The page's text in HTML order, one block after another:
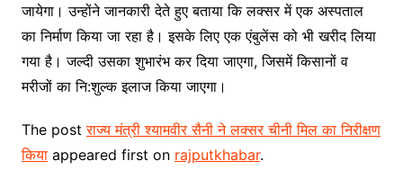
जायेगा। उन्होंने जानकारी देते हुए बताया कि लक्सर में एक अस्पताल
का निर्माण किया जा रहा है। इसके लिए एक एंबुलेंस को भी खरीद लिया
गया है। जल्दी उसका शुभारंभ कर दिया जाएगा, जिसमें किसानों व
मरीजों का नि:शुल्क इलाज किया जाएगा।
The postराज्य मंत्री श्यामवीर सैनी ने लक्सर चीनी मिल का निरीक्षण
कियाappeared first on rajputkhabar.